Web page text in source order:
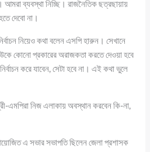
আমরা ব্যবস্থা নিচ্ছি। রাজনৈতিক ছত্রছায়ায়
দেবো না।
নিয়েও কথা বলেন এসপি হারুন। সেখানে
কোনো প্রকারের অরাজকতা করতে দেওয়া হবে
করে যাবেন, সেটা হবে না। এই কথা ভুলে
এমপিরা নিজ এলাকায় অবস্থান করবেন কি-না,
এ সভার সভাপতি ছিলেন জেলা প্রশাসক